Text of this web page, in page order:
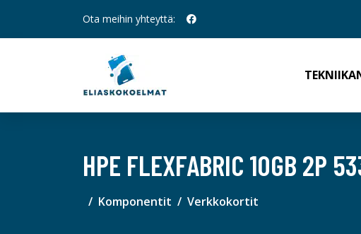
Ota meihin yhteyttä:
HPE FLEXFABRIC 10GB 2P
Komponentit Verkkokortit